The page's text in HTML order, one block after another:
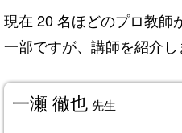
現在 20 名ほどのプロ教師
一部ですが、講師を紹介し
一瀬 徹也 先生